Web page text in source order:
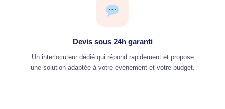
Devis sous 24h garanti
Un interlocuteur dédié qui répond rapidement et propose
une solution adaptée à votre événement et votre budget.